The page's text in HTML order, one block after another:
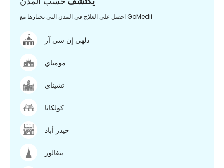
احصل على العلاج في المدن التي تختارها مع GoMedii
دلهي إن سي آر
مومباي
تشيناي
كولكاتا
حيدر أباد
بنغالور